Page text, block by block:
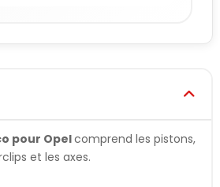
pour Opelcomprend les pistons,
et les axes.